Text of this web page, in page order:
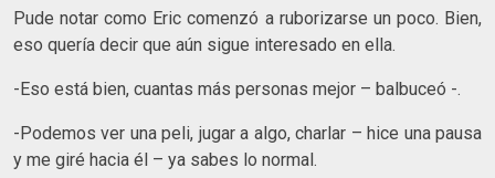
Pude notar como Eric comenzó a ruborizarse un poco. Bien,
eso quería decir que aún sigue interesado en ella.
-Eso está bien, cuantas más personas mejor – balbuceó -.
-Podemos ver una peli, jugar a algo, charlar – hice una pausa
y me giré hacia él – ya sabes lo normal.